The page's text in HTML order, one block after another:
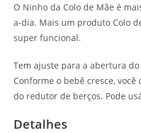
O Ninho da Colo de Mãe é
a-dia. Mais um produto Colo
super funcional.
Tem ajuste para a abertura do
Conforme o bebê cresce,
do redutor de berços. Pode
Detalhes